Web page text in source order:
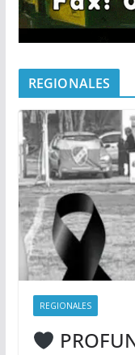
REGIONALES
REGIONALES